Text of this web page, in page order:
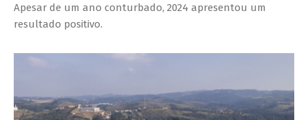
Apesar de um ano conturbado, 2024 apresentou um
resultado positivo.